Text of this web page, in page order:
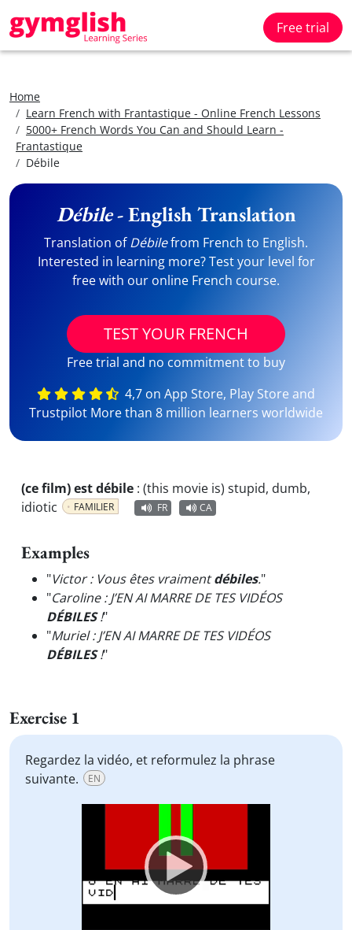
Free trial
Home
Learn French with Frantastique - Online French Lessons
5000+ French Words You Can and Should Learn -
Frantastique
Débile
Débile- English Translation
Translation ofDébilefrom French to English.
Interested in learning more? Test your level for
free with our online French course.
TEST YOUR FRENCH
Free trial and no commitment to buy
4,7 on App Store, Play Store and
Trustpilot More than 8 million learners worldwide
(ce film) est débile : (this movie is) stupid, dumb,
idiotic
FAMILIER FR CA
Examples
"Victor : Vous êtes vraimentdébiles."
"Caroline : J’EN AI MARRE DE TES VIDÉOS
DÉBILES!"
"Muriel : J’EN AI MARRE DE TES VIDÉOS
DÉBILES!"
Exercise 1
Regardez la vidéo, et reformulez la phrase
suivante.
EN